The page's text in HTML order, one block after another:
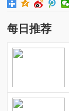
每日推荐